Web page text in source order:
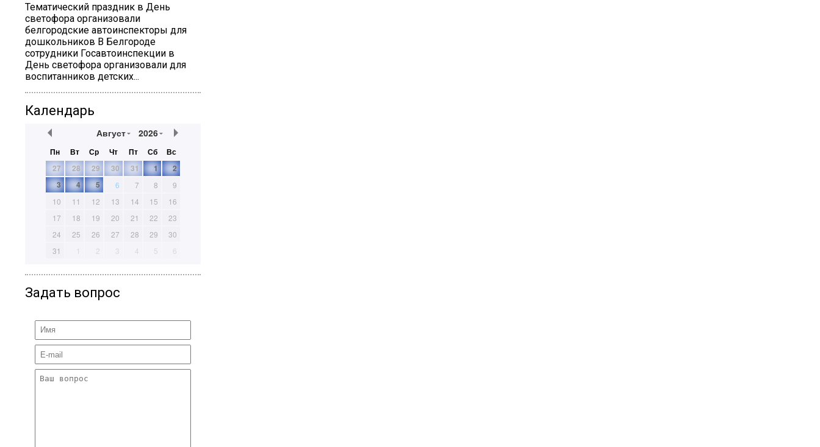
Тематический праздник в День
светофора организовали
белгородские автоинспекторы для
дошкольников В Белгороде
сотрудники Госавтоинспекции в
День светофора организовали для
воспитанников детских...
Календарь
Август 2026
Пн Вт Ср Чт Пт Сб
Вс
27
28 29 30 31 1
2
3
4 5 6 7 8
9
10
11 12 13 14 15
16
17
18 19 20 21 22
23
24
25 26 27 28 29
30
31
1 2 3 4 5 6
Задать вопрос